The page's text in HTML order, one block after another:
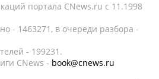
портала CNews.ru c 11.1998
- 1463271, в очереди разбора -
- 199231.
CNews - book@cnews.ru